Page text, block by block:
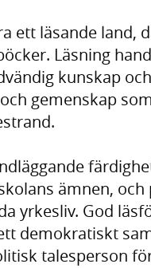
ett läsande land,
Läsning
kunskap
gemenskap
ämnen,
yrkesliv. God
demokratiskt
talesperson